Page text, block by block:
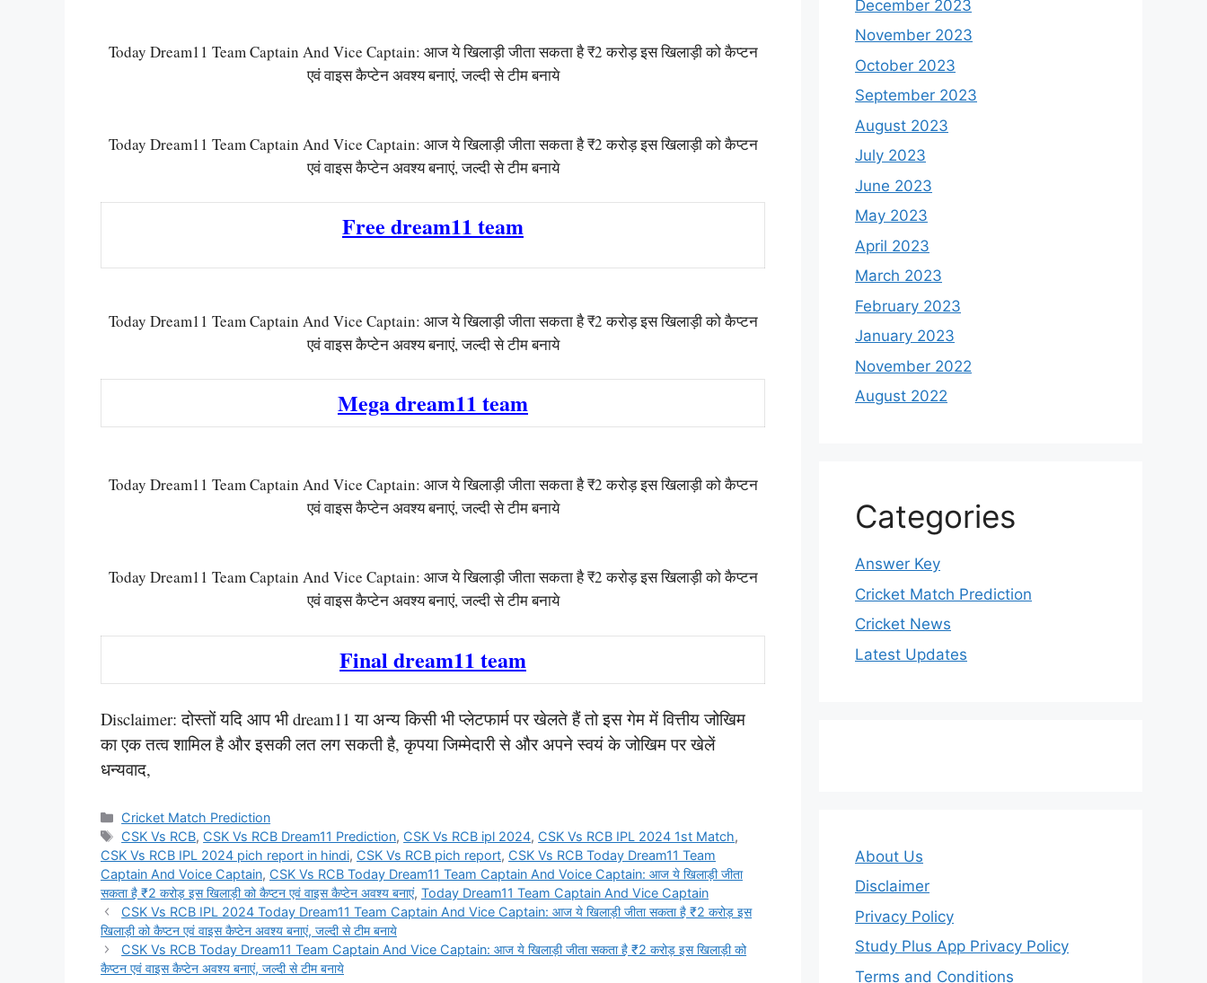
Today Dream11 Team Captain And Vice Captain: आज ये खिलाड़ी जीता सकता है ₹2 करोड़ इस खिलाड़ी को कैप्टन
एवं वाइस कैप्टेन अवश्य बनाएं, जल्दी से टीम बनाये
Today Dream11 Team Captain And Vice Captain: आज ये खिलाड़ी जीता सकता है ₹2 करोड़ इस खिलाड़ी को कैप्टन
एवं वाइस कैप्टेन अवश्य बनाएं, जल्दी से टीम बनाये
Free dream11 team
Today Dream11 Team Captain And Vice Captain: आज ये खिलाड़ी जीता सकता है ₹2 करोड़ इस खिलाड़ी को कैप्टन
एवं वाइस कैप्टेन अवश्य बनाएं, जल्दी से टीम बनाये
Mega dream11 team
Today Dream11 Team Captain And Vice Captain: आज ये खिलाड़ी जीता सकता है ₹2 करोड़ इस खिलाड़ी को कैप्टन
एवं वाइस कैप्टेन अवश्य बनाएं, जल्दी से टीम बनाये
Today Dream11 Team Captain And Vice Captain: आज ये खिलाड़ी जीता सकता है ₹2 करोड़ इस खिलाड़ी को कैप्टन
एवं वाइस कैप्टेन अवश्य बनाएं, जल्दी से टीम बनाये
Final dream11 team
Disclaimer: दोस्तों यदि आप भी dream11 या अन्य किसी भी प्लेटफार्म पर खेलते हैं तो इस गेम में वित्तीय जोखिम
का एक तत्व शामिल है और इसकी लत लग सकती है, कृपया जिम्मेदारी से और अपने स्वयं के जोखिम पर खेलें
धन्यवाद,
Categories
Cricket Match Prediction
Tags
CSK Vs RCB, CSK Vs RCB Dream11 Prediction, CSK Vs RCB ipl 2024, CSK Vs RCB IPL 2024 1st Match,
CSK Vs RCB IPL 2024 pich report in hindi, CSK Vs RCB pich report, CSK Vs RCB Today Dream11 Team
Captain And Voice Captain, CSK Vs RCB Today Dream11 Team Captain And Voice Captain: आज ये खिलाड़ी जीता
सकता है ₹2 करोड़ इस खिलाड़ी को कैप्टन एवं वाइस कैप्टेन अवश्य बनाएं, Today Dream11 Team Captain And Vice Captain
CSK Vs RCB IPL 2024 Today Dream11 Team Captain And Vice Captain: आज ये खिलाड़ी जीता सकता है ₹2 करोड़ इस
खिलाड़ी को कैप्टन एवं वाइस कैप्टेन अवश्य बनाएं, जल्दी से टीम बनाये
CSK Vs RCB Today Dream11 Team Captain And Vice Captain: आज ये खिलाड़ी जीता सकता है ₹2 करोड़ इस खिलाड़ी को
कैप्टन एवं वाइस कैप्टेन अवश्य बनाएं, जल्दी से टीम बनाये
December 2023
November 2023
October 2023
September 2023
August 2023
July 2023
June 2023
May 2023
April 2023
March 2023
February 2023
January 2023
November 2022
August 2022
Categories
Answer Key
Cricket Match Prediction
Cricket News
Latest Updates
About Us
Disclaimer
Privacy Policy
Study Plus App Privacy Policy
Terms and Conditions